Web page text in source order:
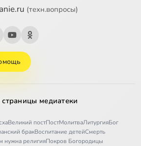
(техн.вопросы)
страницы медиатеки
Великий постПостМолитваЛитургияБог
бракВоспитание детейСмерть
нужна религияПокров Богородицы